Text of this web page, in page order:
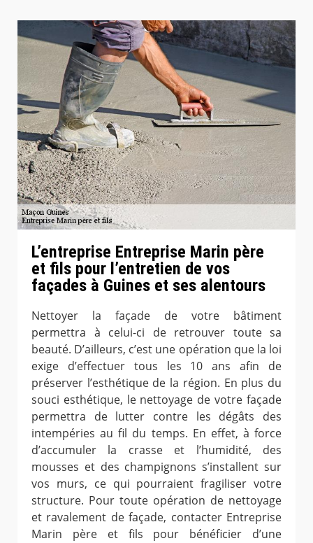
L’entreprise Entreprise Marin père
et fils pour l’entretien de vos
façades à Guines et ses alentours
Nettoyer la façade de votre bâtiment
permettra à celui-ci de retrouver toute sa
beauté. D’ailleurs, c’est une opération que la loi
exige d’effectuer tous les 10 ans afin de
préserver l’esthétique de la région. En plus du
souci esthétique, le nettoyage de votre façade
permettra de lutter contre les dégâts des
intempéries au fil du temps. En effet, à force
d’accumuler la crasse et l’humidité, des
mousses et des champignons s’installent sur
vos murs, ce qui pourraient fragiliser votre
structure. Pour toute opération de nettoyage
et ravalement de façade, contacter Entreprise
Marin père et fils pour bénéficier d’une